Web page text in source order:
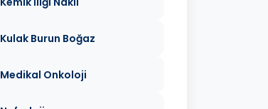
Kulak Burun Boğaz
Medikal Onkoloji